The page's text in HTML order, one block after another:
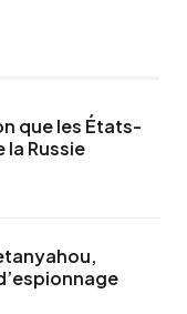
que les États-
la Russie